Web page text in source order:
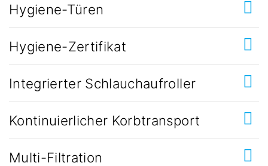
Hygiene-Türen
Hygiene-Zertifikat
Integrierter Schlauchaufroller
Kontinuierlicher Korbtransport
Multi-Filtration